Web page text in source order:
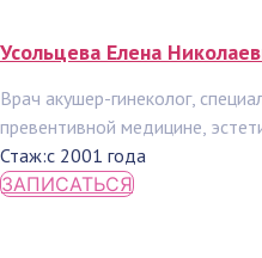
Усольцева Елена
Врач акушер-гинеколог,
превентивной медицине,
Стаж:с 2001 года
ЗАПИСАТЬСЯ